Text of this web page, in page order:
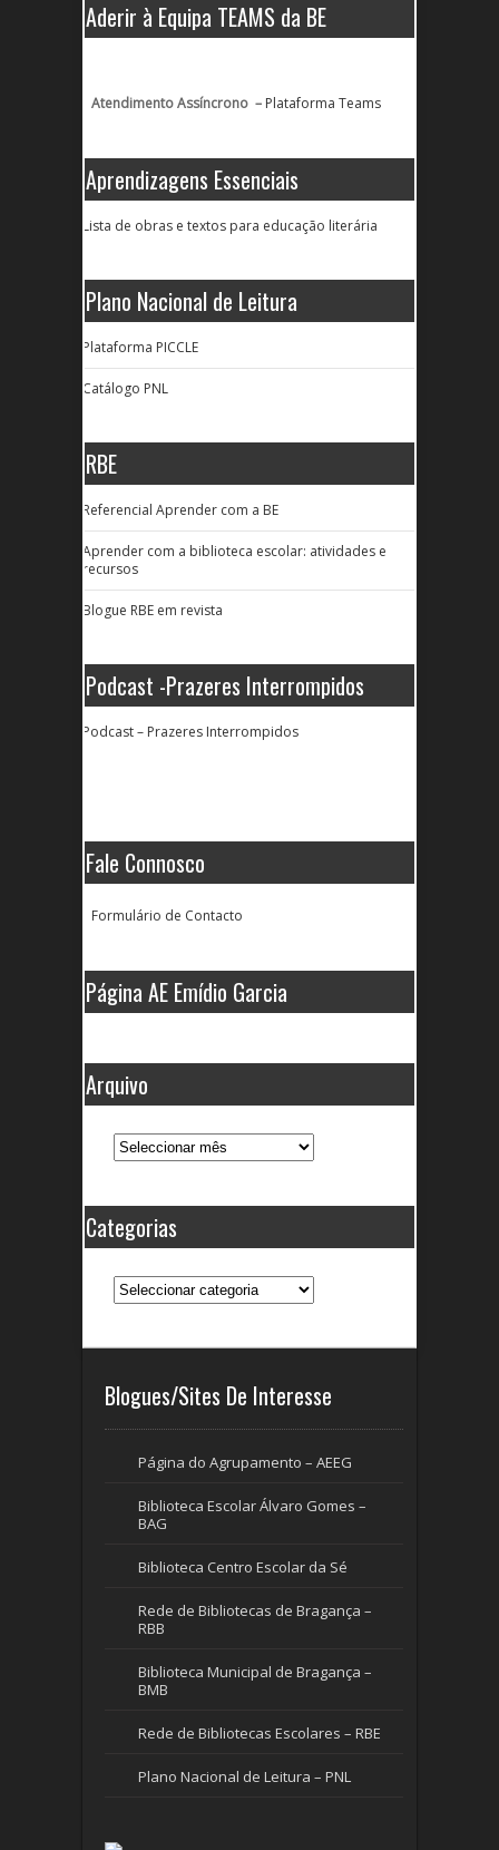
Aderir à Equipa TEAMS da BE
Atendimento Assíncrono – Plataforma Teams
Aprendizagens Essenciais
Lista de obras e textos para educação literária
Plano Nacional de Leitura
Plataforma PICCLE
Catálogo PNL
RBE
Referencial Aprender com a BE
Aprender com a biblioteca escolar: atividades e
recursos
Blogue RBE em revista
Podcast -Prazeres Interrompidos
Podcast – Prazeres Interrompidos
Fale Connosco
Formulário de Contacto
Página AE Emídio Garcia
Arquivo
Arquivo
Categorias
Categorias
Blogues/Sites De Interesse
Página do Agrupamento – AEEG
Biblioteca Escolar Álvaro Gomes –
BAG
Biblioteca Centro Escolar da Sé
Rede de Bibliotecas de Bragança –
RBB
Biblioteca Municipal de Bragança –
BMB
Rede de Bibliotecas Escolares – RBE
Plano Nacional de Leitura – PNL